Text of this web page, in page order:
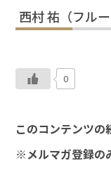
西村 祐（フル
0
このコンテンツの
※メルマガ登録の